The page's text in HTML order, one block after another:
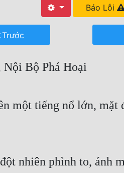
Báo Lỗi
Trước
Nội Bộ Phá Hoại
một tiếng nổ lớn, mặt
nhiên phình to, ánh